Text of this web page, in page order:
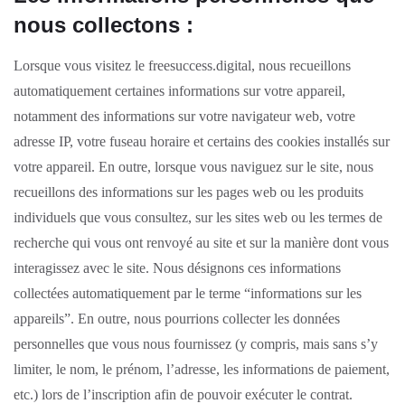
nous collectons :
Lorsque vous visitez le freesuccess.digital, nous recueillons
automatiquement certaines informations sur votre appareil,
notamment des informations sur votre navigateur web, votre
adresse IP, votre fuseau horaire et certains des cookies installés sur
votre appareil. En outre, lorsque vous naviguez sur le site, nous
recueillons des informations sur les pages web ou les produits
individuels que vous consultez, sur les sites web ou les termes de
recherche qui vous ont renvoyé au site et sur la manière dont vous
interagissez avec le site. Nous désignons ces informations
collectées automatiquement par le terme “informations sur les
appareils”. En outre, nous pourrions collecter les données
personnelles que vous nous fournissez (y compris, mais sans s’y
limiter, le nom, le prénom, l’adresse, les informations de paiement,
etc.) lors de l’inscription afin de pouvoir exécuter le contrat.